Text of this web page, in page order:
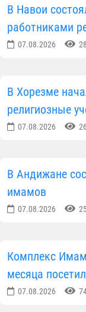
В Навои
работниками
07.08.2026
В Хорезме
религиозные
07.08.2026
В Андижане
имамов
07.08.2026
Комплекс
месяца
07.08.2026